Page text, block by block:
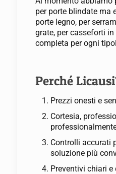
per porte blindate ma
porte legno, per
grate, per casseforti
completa per ogni
Perché
Prezzi onesti e
Cortesia,
Controlli accurati
soluzione più
Preventivi chiari